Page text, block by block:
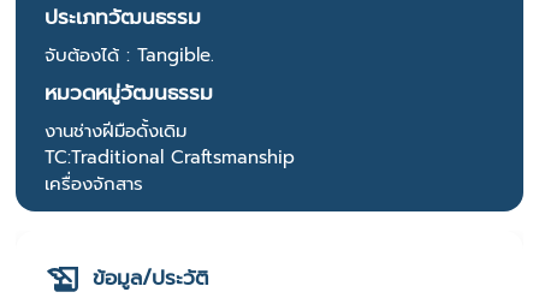
ประเภทวัฒนธรรม
จับต้องได้ : Tangible.
หมวดหมู่วัฒนธรรม
งานช่างฝีมือดั้งเดิม
TC:Traditional Craftsmanship
เครื่องจักสาร
ข้อมูล/ประวัติ